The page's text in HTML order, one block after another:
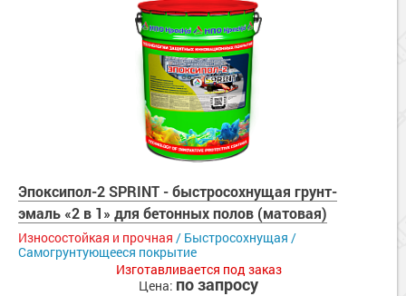
Эпоксипол-2 SPRINT - быстросохнущая грунт-
эмаль «2 в 1» для бетонных полов (матовая)
Износостойкая и прочная / Быстросохнущая /
Самогрунтующееся покрытие
Изготавливается под заказ
Цена: по запросу